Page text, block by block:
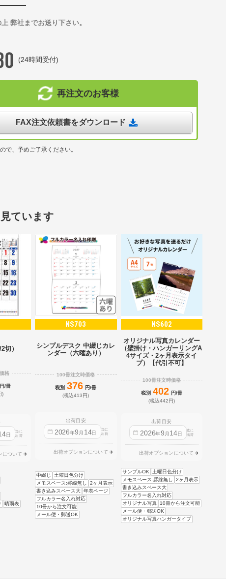
弊社までお送り下さい。
(24時間受付)
再注文のお客様
FAX注文依頼書をダウンロード
で、予めご了承ください。
ています
切）
格
円/冊
)
日
迄に
出荷
について
晴雨表
NS703
シンプルデスク 中綴じカレ
ンダー（六曜あり）
100冊注文時価格
税別 376 円/冊
(税込413円)
出荷目安
2026年9 月 14日
迄に
出荷
出荷オプションについて
中綴じ
土曜日色分け
メモスペース:罫線無し
2ヶ月表示
書き込みスペース大 年表ページ
フルカラー名入れ対応
10冊から注文可能
メール便・郵送OK
NS602
オリジナル写真カレンダー
（壁掛け・ハンガーリングA
4サイズ・2ヶ月表示タイ
プ）【代引不可】
100冊注文時価格
税別 402 円/冊
(税込442円)
出荷目安
2026年9 月 14日
迄に
出荷
出荷オプションについて
サンプルOK 土曜日色分け
メモスペース:罫線無し
2ヶ月表示
書き込みスペース大
フルカラー名入れ対応
オリジナル写真 10冊から注文可能
メール便・郵送OK
オリジナル写真ハンガータイプ